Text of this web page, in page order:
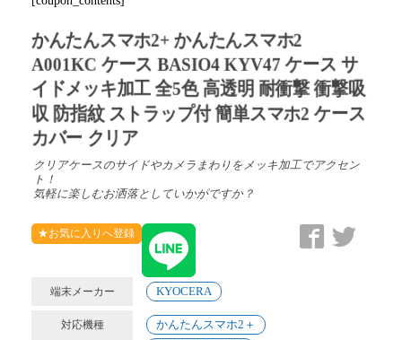
かんたんスマホ2+ かんたんスマホ2
A001KC ケース BASIO4 KYV47 ケース サ
イドメッキ加工 全5色 高透明 耐衝撃 衝撃吸
収 防指紋 ストラップ付 簡単スマホ2 ケース
カバー クリア
クリアケースのサイドやカメラまわりをメッキ加工でアクセン
ト！
気軽に楽しむお洒落としていかがですか？
★お気に入りへ登録
端末メーカー KYOCERA
対応機種
かんたんスマホ2＋